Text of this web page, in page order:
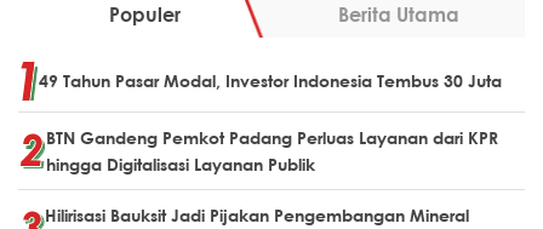
Populer Berita Utama
49 Tahun Pasar Modal, Investor Indonesia Tembus 30 Juta
BTN Gandeng Pemkot Padang Perluas Layanan dari KPR
hingga Digitalisasi Layanan Publik
Hilirisasi Bauksit Jadi Pijakan Pengembangan Mineral